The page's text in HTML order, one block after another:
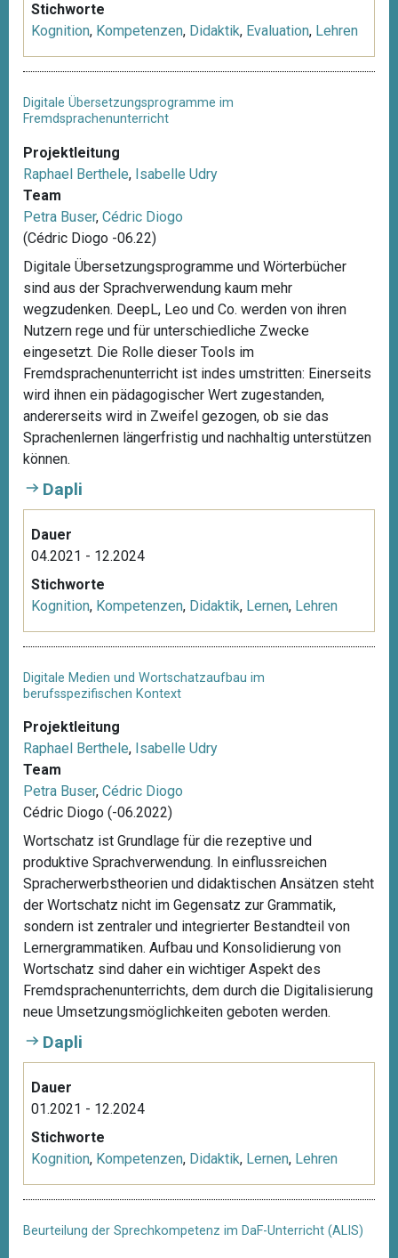
Stichworte
Kognition, Kompetenzen, Didaktik, Evaluation, Lehren
Digitale Übersetzungsprogramme im
Fremdsprachenunterricht
Projektleitung
Raphael Berthele, Isabelle Udry
Team
Petra Buser, Cédric Diogo
(Cédric Diogo -06.22)
Digitale Übersetzungsprogramme und Wörterbücher
sind aus der Sprachverwendung kaum mehr
wegzudenken. DeepL, Leo und Co. werden von ihren
Nutzern rege und für unterschiedliche Zwecke
eingesetzt. Die Rolle dieser Tools im
Fremdsprachenunterricht ist indes umstritten: Einerseits
wird ihnen ein pädagogischer Wert zugestanden,
andererseits wird in Zweifel gezogen, ob sie das
Sprachenlernen längerfristig und nachhaltig unterstützen
können.
Dapli
Dauer
04.2021 - 12.2024
Stichworte
Kognition, Kompetenzen, Didaktik, Lernen, Lehren
Digitale Medien und Wortschatzaufbau im
berufsspezifischen Kontext
Projektleitung
Raphael Berthele, Isabelle Udry
Team
Petra Buser, Cédric Diogo
Cédric Diogo (-06.2022)
Wortschatz ist Grundlage für die rezeptive und
produktive Sprachverwendung. In einflussreichen
Spracherwerbstheorien und didaktischen Ansätzen steht
der Wortschatz nicht im Gegensatz zur Grammatik,
sondern ist zentraler und integrierter Bestandteil von
Lernergrammatiken. Aufbau und Konsolidierung von
Wortschatz sind daher ein wichtiger Aspekt des
Fremdsprachenunterrichts, dem durch die Digitalisierung
neue Umsetzungsmöglichkeiten geboten werden.
Dapli
Dauer
01.2021 - 12.2024
Stichworte
Kognition, Kompetenzen, Didaktik, Lernen, Lehren
Beurteilung der Sprechkompetenz im DaF-Unterricht (ALIS)